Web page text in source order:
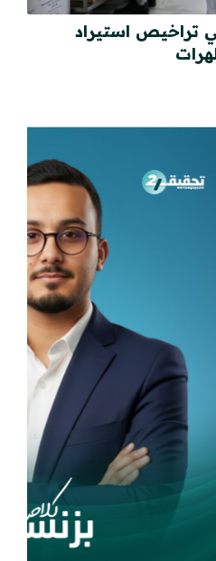
تراخيص استيراد